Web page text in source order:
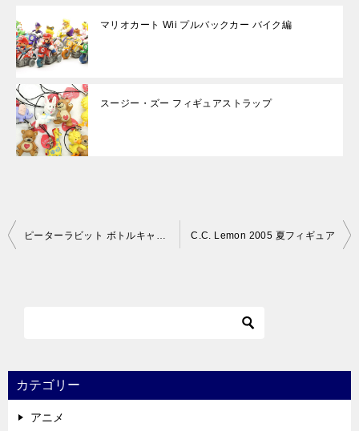
マリオカート Wii プルバックカー バイク編
スージー・ズー フィギュアストラップ
投
シ
ョ
ピーターラビット ボトルキャップコレクション C.C. Lemon 2005 夏フィギュア
カテゴリー
アニメ